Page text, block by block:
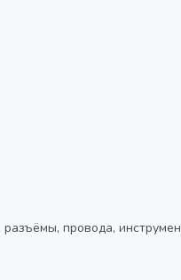
разъёмы, провода,